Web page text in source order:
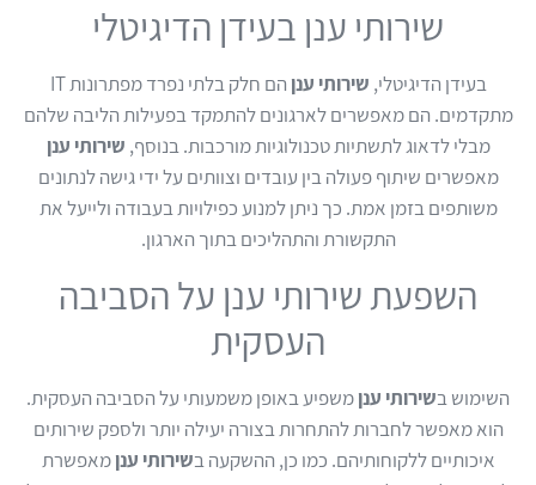
שירותי ענן בעידן הדיגיטלי
בעידן הדיגיטלי, שירותי ענן
הם חלק בלתי נפרד מפתרונות IT
מתקדמים. הם מאפשרים לארגונים להתמקד בפעילות הליבה שלהם
מבלי לדאוג לתשתיות טכנולוגיות מורכבות. בנוסף, שירותי ענן
מאפשרים שיתוף פעולה בין עובדים וצוותים על ידי גישה לנתונים
משותפים בזמן אמת. כך ניתן למנוע כפילויות בעבודה ולייעל את
התקשורת והתהליכים בתוך הארגון.
השפעת שירותי ענן על הסביבה
העסקית
השימוש בשירותי ענןמשפיע באופן משמעותי על הסביבה העסקית.
הוא מאפשר לחברות להתחרות בצורה יעילה יותר ולספק שירותים
איכותיים ללקוחותיהם. כמו כן, ההשקעה בשירותי ענןמאפשרת